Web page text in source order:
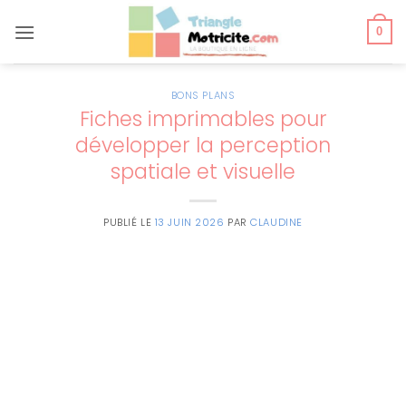
au
0
BONS PLANS
Fiches imprimables pour
développer la perception
spatiale et visuelle
PUBLIÉ LE 13 JUIN 2026 PARCLAUDINE